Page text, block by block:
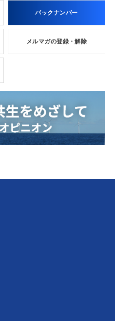
バックナンバー
メルマガの登録・解除